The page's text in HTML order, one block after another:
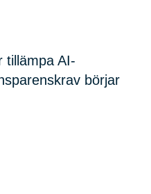
tillämpa AI-
börjar